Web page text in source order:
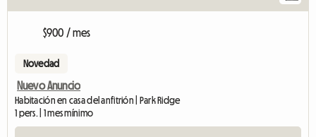
$900 / mes
Novedad
Nuevo Anuncio
Habitación en casa del anfitrión | Park Ridge
1 pers. | 1 mes mínimo